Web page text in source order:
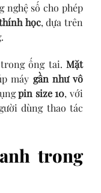
nghệ số cho phép
học, dựa trên
ống tai.Mặt
máy gần như vô
pin size 10, với
dùng thao tác
trong